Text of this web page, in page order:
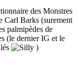
des Monstres
Carl Barks (surement
palmipèdes de
(le dernier IG et le
)